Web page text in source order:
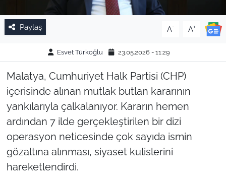
Paylaş A- A+
Esvet Türkoğlu 23.05.2026 - 11:29
Malatya, Cumhuriyet Halk Partisi (CHP)
içerisinde alınan mutlak butlan kararının
yankılarıyla çalkalanıyor. Kararın hemen
ardından 7 ilde gerçekleştirilen bir dizi
operasyon neticesinde çok sayıda ismin
gözaltına alınması, siyaset kulislerini
hareketlendirdi.